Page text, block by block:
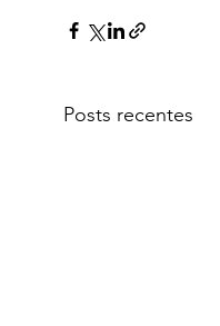
Posts recentes